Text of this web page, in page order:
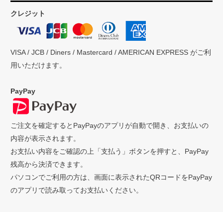
クレジット
VISA / JCB / Diners / Mastercard / AMERICAN EXPRESS がご利
用いただけます。
PayPay
ご注文を確定するとPayPayのアプリが自動で開き、お支払いの
内容が表示されます。
お支払い内容をご確認の上「支払う」ボタンを押すと、PayPay
残高から決済できます。
パソコンでご利用の方は、画面に表示されたQRコードをPayPay
のアプリで読み取ってお支払いください。